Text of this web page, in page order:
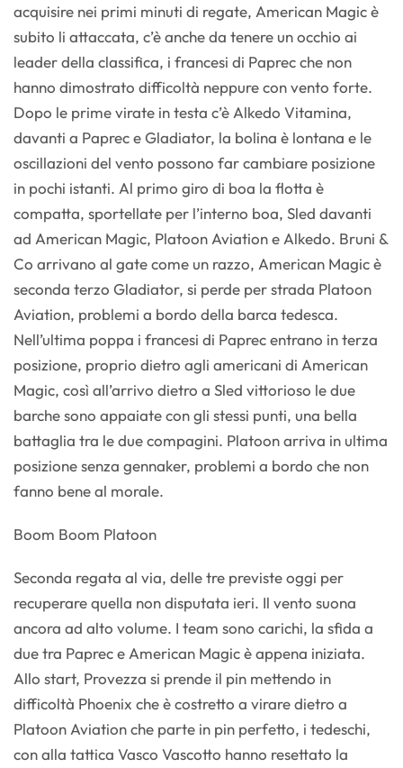
acquisire nei primi minuti di regate, American Magic è
subito li attaccata, c’è anche da tenere un occhio ai
leader della classifica, i francesi di Paprec che non
hanno dimostrato difficoltà neppure con vento forte.
Dopo le prime virate in testa c’è Alkedo Vitamina,
davanti a Paprec e Gladiator, la bolina è lontana e le
oscillazioni del vento possono far cambiare posizione
in pochi istanti. Al primo giro di boa la flotta è
compatta, sportellate per l’interno boa, Sled davanti
ad American Magic, Platoon Aviation e Alkedo. Bruni &
Co arrivano al gate come un razzo, American Magic è
seconda terzo Gladiator, si perde per strada Platoon
Aviation, problemi a bordo della barca tedesca.
Nell’ultima poppa i francesi di Paprec entrano in terza
posizione, proprio dietro agli americani di American
Magic, così all’arrivo dietro a Sled vittorioso le due
barche sono appaiate con gli stessi punti, una bella
battaglia tra le due compagini. Platoon arriva in ultima
posizione senza gennaker, problemi a bordo che non
fanno bene al morale.
Boom Boom Platoon
Seconda regata al via, delle tre previste oggi per
recuperare quella non disputata ieri. Il vento suona
ancora ad alto volume. I team sono carichi, la sfida a
due tra Paprec e American Magic è appena iniziata.
Allo start, Provezza si prende il pin mettendo in
difficoltà Phoenix che è costretto a virare dietro a
Platoon Aviation che parte in pin perfetto, i tedeschi,
con alla tattica Vasco Vascotto hanno resettato la